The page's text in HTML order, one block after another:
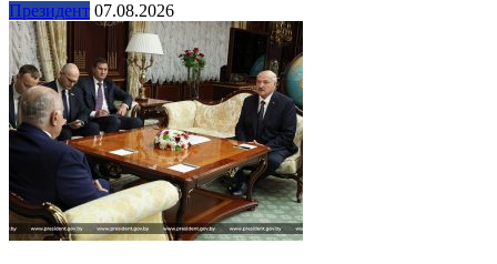
Президент 07.08.2026